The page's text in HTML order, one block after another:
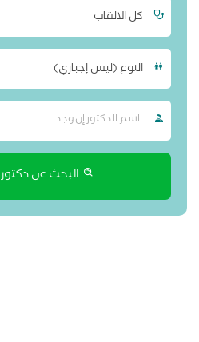
كل الالقاب
النوع (ليس إجباري)
البحث عن دكتور